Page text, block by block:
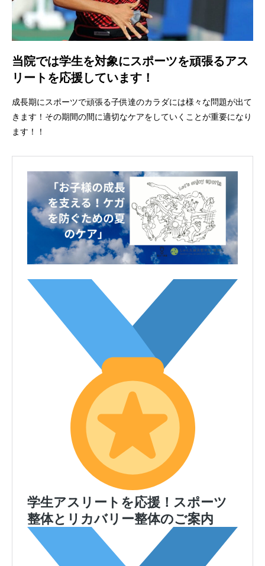
当院では学生を対象にスポーツを頑張るアス
リートを応援しています！
成長期にスポーツで頑張る子供達のカラダには様々な問題が出て
きます！その期間の間に適切なケアをしていくことが重要になり
ます！！